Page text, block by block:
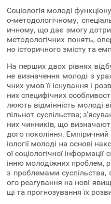
Соціологія молоді
о-методологічному,
ичному, що дає змогу
методологічних понять,
но історичного змісту та
На перших двох рівнях
не визначення молоді з
чних умов її існування і
них специфічних
люють відмінність молоді
пільнот суспільства;
них чинників, що
дого покоління.
іології молоді на основі
ої соціологічної
інню молодіжних проблем,
з проблемами суспільства,
ого реагування на нові
щі та прогнозування їх